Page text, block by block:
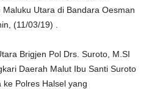
Utara di Bandara Oesman
(11/03/19) .
Brigjen Pol Drs. Suroto, M.SI
Daerah Malut Ibu Santi Suroto
Polres Halsel yang